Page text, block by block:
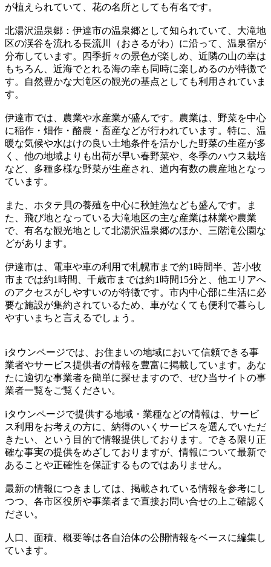
が植えられていて、花の名所としても有名です。
北湯沢温泉郷：伊達市の温泉郷として知られていて、大滝地
区の渓谷を流れる長流川（おさるがわ）に沿って、温泉宿が
分布しています。四季折々の景色が楽しめ、近隣の山の幸は
もちろん、近海でとれる海の幸も同時に楽しめるのが特徴で
す。自然豊かな大滝区の観光の基点としても利用されていま
す。
伊達市では、農業や水産業が盛んです。農業は、野菜を中心
に稲作・畑作・酪農・畜産などが行われています。特に、温
暖な気候や水はけの良い土地条件を活かした野菜の生産が多
く、他の地域よりも出荷が早い春野菜や、冬季のハウス栽培
など、多種多様な野菜が生産され、道内有数の農産地となっ
ています。
また、ホタテ貝の養殖を中心に秋鮭漁なども盛んです。ま
た、飛び地となっている大滝地区の主な産業は林業や農業
で、有名な観光地として北湯沢温泉郷のほか、三階滝公園な
どがあります。
伊達市は、電車や車の利用で札幌市まで約1時間半、苫小牧
市までは約1時間、千歳市までは約1時間15分と、他エリアへ
のアクセスがしやすいのが特徴です。市内中心部に生活に必
要な施設が集約されているため、車がなくても便利で暮らし
やすいまちと言えるでしょう。
iタウンページでは、お住まいの地域において信頼できる事
業者やサービス提供者の情報を豊富に掲載しています。あな
たに適切な事業者を簡単に探せますので、ぜひ当サイトの事
業者一覧をご覧ください。
iタウンページで提供する地域・業種などの情報は、サービ
ス利用をお考えの方に、納得のいくサービスを選んでいただ
きたい、という目的で情報提供しております。できる限り正
確な事実の提供をめざしておりますが、情報について最新で
あることや正確性を保証するものではありません。
最新の情報につきましては、掲載されている情報を参考にし
つつ、各市区役所や事業者まで直接お問い合せの上ご確認く
ださい。
人口、面積、概要等は各自治体の公開情報をベースに編集し
ています。